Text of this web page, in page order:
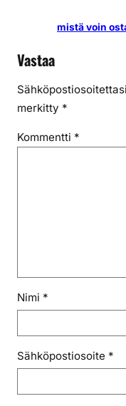
mistä voin
Vastaa
merkitty *
Kommentti *
Nimi *
Sähköpostiosoite *